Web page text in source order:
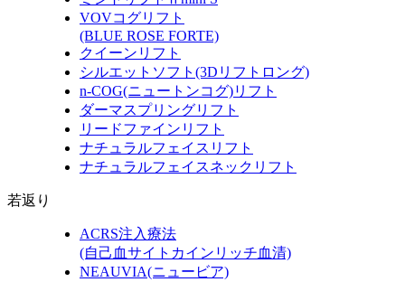
VOVコグリフト
(BLUE ROSE FORTE)
クイーンリフト
シルエットソフト (3Dリフトロング)
n-COG(ニュートンコグ)リフト
ダーマスプリングリフト
リードファインリフト
ナチュラルフェイスリフト
ナチュラルフェイスネックリフト
若返り
ACRS注入療法
(自己血サイトカインリッチ血清)
NEAUVIA(ニュービア)